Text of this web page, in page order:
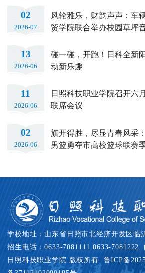
02
2026-07
风轮雅乐，财韵声声：车
贸学院联合举办校园草坪
13
2026-06
碰一碰，开跑！日科全新
动新乐趣
11
2026-06
日照科技职业学院召开六
联席会议
02
2026-06
旗开得胜，尽显青春风采
男篮勇夺市高校篮球联赛
学校地址：山东省日照市北经济开发区临
招生电话：0633-7081111 0633-7081222
日照科技职业学院 版权所有 鲁ICP备